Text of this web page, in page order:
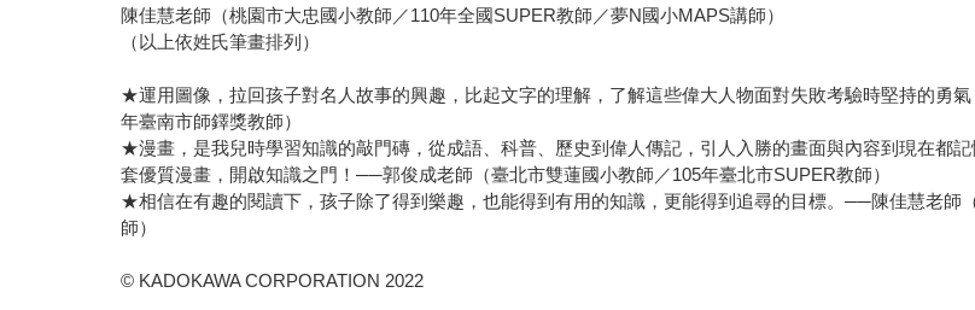
陳佳慧老師（桃園市大忠國小教師／110年全國SUPER教師／夢N國小MAPS講師）
（以上依姓氏筆畫排列）
★運用圖像，拉回孩子對名人故事的興趣，比起文字的理解，了解這些偉大人物面對失敗考驗時堅持的勇
年臺南市師鐸獎教師）
★漫畫，是我兒時學習知識的敲門磚，從成語、科普、歷史到偉人傳記，引人入勝的畫面與內容到現在都
套優質漫畫，開啟知識之門！──郭俊成老師（臺北市雙蓮國小教師／105年臺北市SUPER教師）
★相信在有趣的閱讀下，孩子除了得到樂趣，也能得到有用的知識，更能得到追尋的目標。──陳佳慧老師
師）
© KADOKAWA CORPORATION 2022